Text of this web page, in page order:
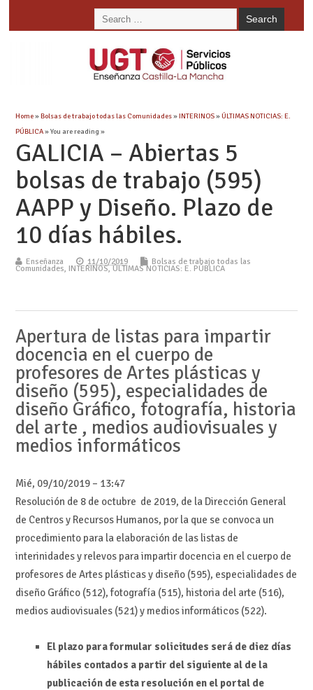
Home»Bolsas de trabajo todas las Comunidades»INTERINOS»ÚLTIMAS NOTICIAS: E.
PÚBLICA» You are reading »
GALICIA – Abiertas 5
bolsas de trabajo (595)
AAPP y Diseño. Plazo de
10 días hábiles.
Enseñanza 11/10/2019 Bolsas de trabajo todas las
Comunidades, INTERINOS,ÚLTIMAS NOTICIAS: E. PÚBLICA
Apertura de listas para impartir
docencia en el cuerpo de
profesores de Artes plásticas y
diseño (595), especialidades de
diseño Gráfico, fotografía, historia
del arte , medios audiovisuales y
medios informáticos
Mié, 09/10/2019 – 13:47
Resolución de 8 de octubre de 2019, de la Dirección General
de Centros y Recursos Humanos, por la que se convoca un
procedimiento para la elaboración de las listas de
interinidades y relevos para impartir docencia en el cuerpo de
profesores de Artes plásticas y diseño (595), especialidades de
diseño Gráfico (512), fotografía (515), historia del arte (516),
medios audiovisuales (521) y medios informáticos (522).
El plazo para formular solicitudes será de diez días
hábiles contados a partir del siguiente al de la
publicación de esta resolución en el portal de